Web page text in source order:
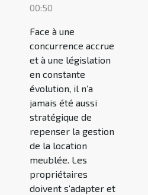
00:50
Face à une
concurrence accrue
et à une législation
en constante
évolution, il n’a
jamais été aussi
stratégique de
repenser la gestion
de la location
meublée. Les
propriétaires
doivent s’adapter et